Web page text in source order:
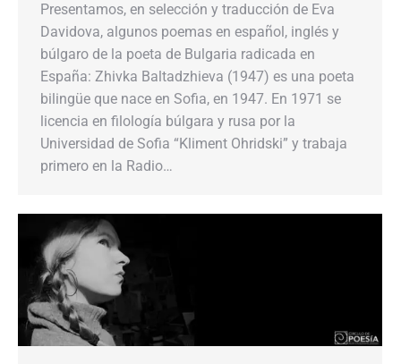
Presentamos, en selección y traducción de Eva
Davidova, algunos poemas en español, inglés y
búlgaro de la poeta de Bulgaria radicada en
España: Zhivka Baltadzhieva (1947) es una poeta
bilingüe que nace en Sofia, en 1947. En 1971 se
licencia en filología búlgara y rusa por la
Universidad de Sofia “Kliment Ohridski” y trabaja
primero en la Radio…